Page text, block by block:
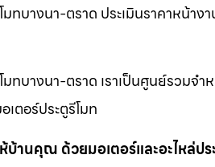
ทบางนา-ตราด ประเมินราคาหน้า
ทบางนา-ตราด เราเป็นศูนย์รวมจำ
ตอร์ประตูรีโมท
บ้านคุณ ด้วยมอเตอร์และอะไหล่